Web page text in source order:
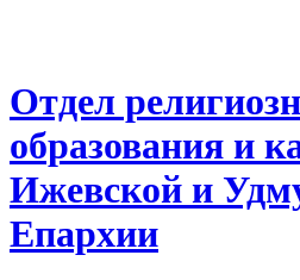
Отдел
образования и
Ижевской и
Епархии